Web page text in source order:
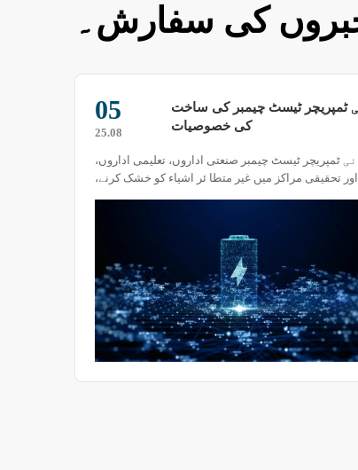
کی سفارش۔
05
25.06
حرارت کا کمپوزٹ جھٹکا ٹیسٹ
انتہائی ماحول کی درست نقل،
میں معاون
ٹیکنالوجی کی تیز رفتار ترقی کے ساتھ، مختلف مصنوعات
پیچیدہ اور سخت استعمال کے ماحول کا سامنا ہے، جس
کو یقینی بنانے میں اہم کردار ادا کرتا ہے۔